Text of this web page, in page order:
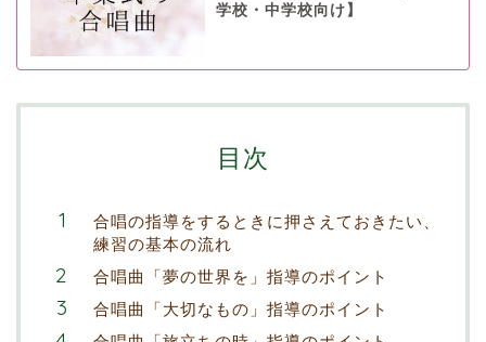
学校・中学校向け】
目次
合唱の指導をするときに押さえておきたい、
練習の基本の流れ
合唱曲「夢の世界を」指導のポイント
合唱曲「大切なもの」指導のポイント